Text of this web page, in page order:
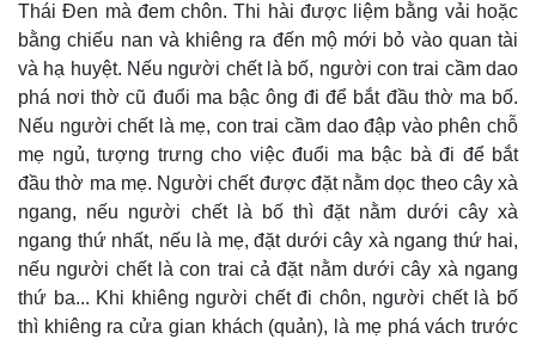
Thái Ðen mà đem chôn. Thi hài được liệm bằng vải hoặc
bằng chiếu nan và khiêng ra đến mộ mới bỏ vào quan tài
và hạ huyệt. Nếu người chết là bố, người con trai cầm dao
phá nơi thờ cũ đuổi ma bậc ông đi để bắt đầu thờ ma bố.
Nếu người chết là mẹ, con trai cầm dao đập vào phên chỗ
mẹ ngủ, tượng trưng cho việc đuổi ma bậc bà đi để bắt
đầu thờ ma mẹ. Người chết được đặt nằm dọc theo cây xà
ngang, nếu người chết là bố thì đặt nằm dưới cây xà
ngang thứ nhất, nếu là mẹ, đặt dưới cây xà ngang thứ hai,
nếu người chết là con trai cả đặt nằm dưới cây xà ngang
thứ ba... Khi khiêng người chết đi chôn, người chết là bố
thì khiêng ra cửa gian khách (quản), là mẹ phá vách trước